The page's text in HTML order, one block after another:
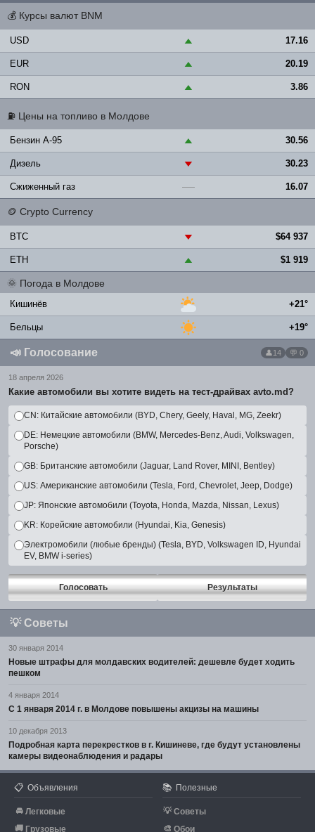
💰 Курсы валют BNM
USD ▲ 17.16
EUR ▲ 20.19
RON ▲ 3.86
⛽ Цены на топливо в Молдове
Бензин A-95 ▲ 30.56
Дизель ▼ 30.23
Сжиженный газ — 16.07
🪙 Crypto Currency
BTC ▼ $64 937
ETH ▲ $1 919
🌞 Погода в Молдове
Кишинёв +21°
Бельцы +19°
📣 Голосование 14 💬 0
18 апреля 2026
Какие автомобили вы хотите видеть на тест-драйвах avto.md?
CN: Китайские автомобили (BYD, Chery, Geely, Haval, MG, Zeekr)
DE: Немецкие автомобили (BMW, Mercedes-Benz, Audi, Volkswagen,
Porsche)
GB: Британские автомобили (Jaguar, Land Rover, MINI, Bentley)
US: Американские автомобили (Tesla, Ford, Chevrolet, Jeep, Dodge)
JP: Японские автомобили (Toyota, Honda, Mazda, Nissan, Lexus)
KR: Корейские автомобили (Hyundai, Kia, Genesis)
Электромобили (любые бренды) (Tesla, BYD, Volkswagen ID, Hyundai
EV, BMW i-series)
Голосовать Результаты
💡 Советы
30 января 2014
Новые штрафы для молдавских водителей: дешевле будет ходить
пешком
4 января 2014
С 1 января 2014 г. в Молдове повышены акцизы на машины
10 декабря 2013
Подробная карта перекрестков в г. Кишиневе, где будут установлены
камеры видеонаблюдения и радары
📋 Объявления
🚘 Легковые
🚚 Грузовые
📚 Полезные
💡 Советы
🎨 Обои